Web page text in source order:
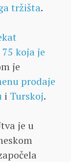
tržišta.
koja je
je
prodaje
i Turskoj.
je u